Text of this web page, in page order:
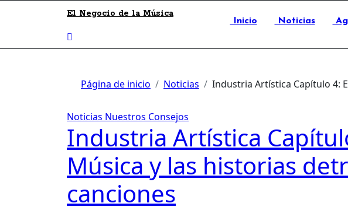
El Negocio de la Música
Inicio Noticias
Página de inicio Noticias Industria Artística Capítulo 4:
Noticias Nuestros Consejos
Industria Artística
Música y las historias
canciones